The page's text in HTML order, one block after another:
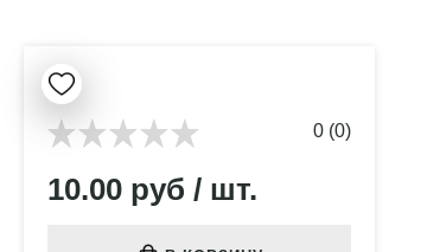
0 (0)
10.00 руб / шт.